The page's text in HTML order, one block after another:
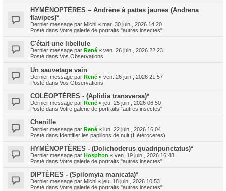
HYMÉNOPTÈRES – Andrène à pattes jaunes (Andrena
flavipes)*
Dernier message par Michi « mar. 30 juin , 2026 14:20
Posté dans Votre galerie de portraits "autres insectes"
C'était une libellule
Dernier message par René « ven. 26 juin , 2026 22:23
Posté dans Vos Observations
Un sauvetage vain
Dernier message par René « ven. 26 juin , 2026 21:57
Posté dans Vos Observations
COLÉOPTÈRES - (Aplidia transversa)*
Dernier message par René « jeu. 25 juin , 2026 06:50
Posté dans Votre galerie de portraits "autres insectes"
Chenille
Dernier message par René « lun. 22 juin , 2026 16:04
Posté dans Identifier les papillons de nuit (Hétérocères)
HYMÉNOPTÈRES - (Dolichoderus quadripunctatus)*
Dernier message par Hospiton « ven. 19 juin , 2026 16:48
Posté dans Votre galerie de portraits "autres insectes"
DIPTÈRES - (Spilomyia manicata)*
Dernier message par Michi « jeu. 18 juin , 2026 10:53
Posté dans Votre galerie de portraits "autres insectes"